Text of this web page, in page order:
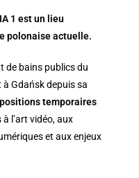
1 est un lieu
polonaise actuelle.
de bains publics du
Gdańsk depuis sa
temporaires
l’art vidéo, aux
et aux enjeux